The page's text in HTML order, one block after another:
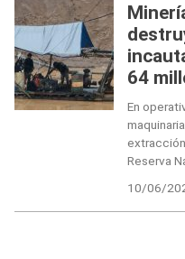
64
En
Reserva
10/06/